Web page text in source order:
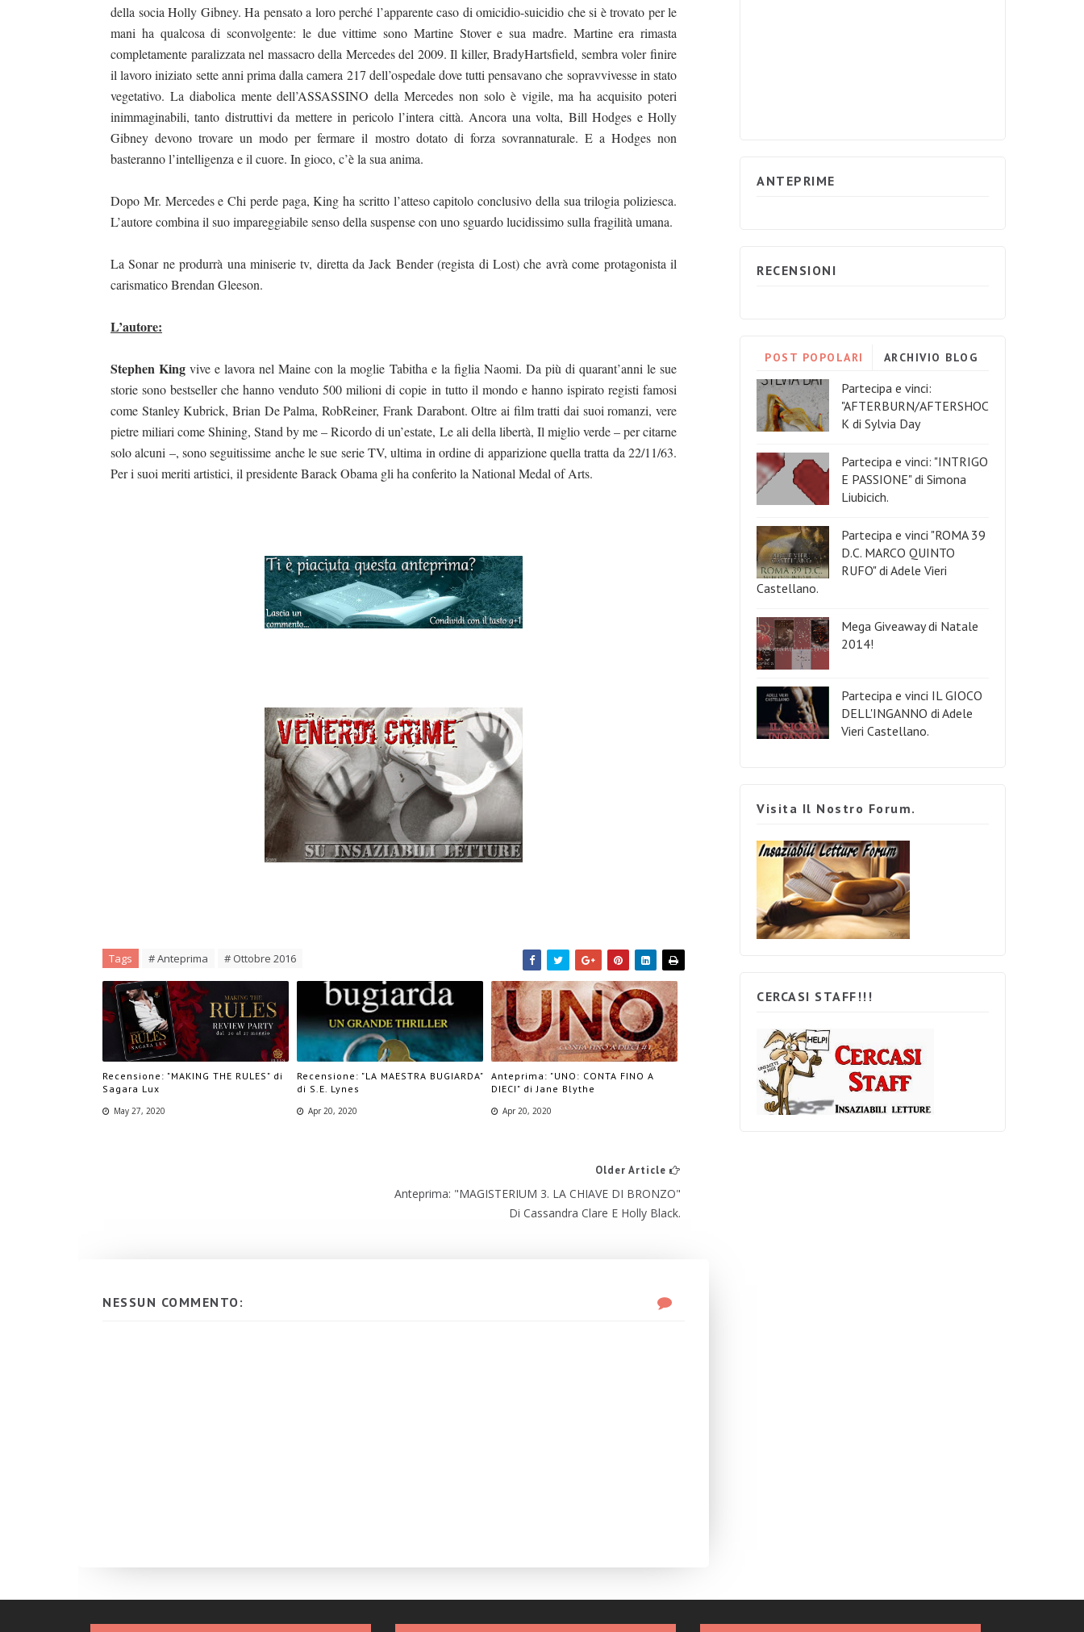
della socia Holly Gibney. Ha pensato a loro perché l’apparente caso di omicidio-suicidio che si è trovato per le
mani ha qualcosa di sconvolgente: le due vittime sono Martine Stover e sua madre. Martine era rimasta
completamente paralizzata nel massacro della Mercedes del 2009. Il killer, BradyHartsfield, sembra voler finire
il la­voro iniziato sette anni prima dalla camera 217 dell’ospedale dove tutti pensavano che sopravvivesse in stato
vegetativo. La diabolica mente dell’ASSASSINO della Mercedes non solo è vigile, ma ha acquisito poteri
inimmaginabili, tanto distruttivi da mettere in pericolo l’intera città. Ancora una volta, Bill Hodges e Holly
Gibney devono trovare un modo per fermare il mostro dota­to di forza sovrannaturale. E a Hodges non
basteranno l’intelligenza e il cuore. In gioco, c’è la sua anima.
Dopo Mr. Mercedes e Chi perde paga, King ha scritto l’atteso capitolo conclusivo della sua trilogia poliziesca.
L’autore combina il suo impareggiabile senso della suspense con uno sguardo lucidissimo sulla fragilità umana.
La Sonar ne produrrà una miniserie tv, diretta da Jack Bender (regista di Lost) che avrà come protagonista il
carismatico Brendan Gleeson.
L’autore:
Stephen Kingvive e lavora nel Maine con la moglie Tabitha e la figlia Naomi. Da più di quarant’anni le sue
storie sono bestseller che hanno venduto 500 milioni di copie in tutto il mondo e hanno ispirato registi famosi
come Stanley Kubrick, Brian De Palma, RobReiner, Frank Darabont. Oltre ai film tratti dai suoi romanzi, vere
pietre miliari come Shining, Stand by me – Ricordo di un’estate, Le ali della libertà, Il miglio verde – per citarne
solo alcuni –, sono seguitissime anche le sue serie TV, ultima in ordine di apparizione quella tratta da 22/11/63.
Per i suoi meriti artistici, il presidente Barack Obama gli ha conferito la National Medal of Arts.
Tags # Anteprima # Ottobre 2016
Recensione: "MAKING THE RULES" di
Sagara Lux
May 27, 2020
Recensione: "LA MAESTRA BUGIARDA"
di S.E. Lynes
Apr 20, 2020
Anteprima: "UNO: CONTA FINO A
DIECI" di Jane Blythe
Apr 20, 2020
Older Article
Anteprima: "MAGISTERIUM 3. LA CHIAVE DI BRONZO"
Di Cassandra Clare E Holly Black.
NESSUN COMMENTO:
ANTEPRIME
RECENSIONI
POST POPOLARI ARCHIVIO BLOG
Partecipa e vinci:
"AFTERBURN/AFTERSHOC
K di Sylvia Day
Partecipa e vinci: "INTRIGO
E PASSIONE" di Simona
Liubicich.
Partecipa e vinci "ROMA 39
D.C. MARCO QUINTO
RUFO" di Adele Vieri
Castellano.
Mega Giveaway di Natale
2014!
Partecipa e vinci IL GIOCO
DELL'INGANNO di Adele
Vieri Castellano.
Visita Il Nostro Forum.
CERCASI STAFF!!!